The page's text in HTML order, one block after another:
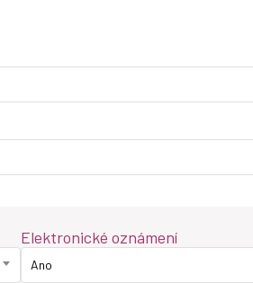
Elektronické oznámení
Ano